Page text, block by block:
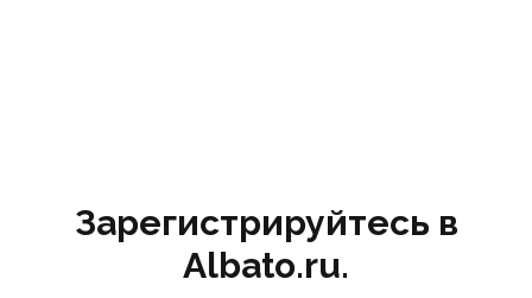
Зарегистрируйтесь в
Albato.ru.